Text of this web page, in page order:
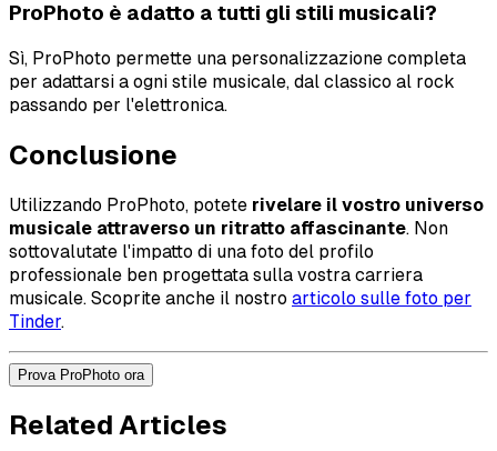
ProPhoto è adatto a tutti gli stili musicali?
Sì, ProPhoto permette una personalizzazione completa
per adattarsi a ogni stile musicale, dal classico al rock
passando per l'elettronica.
Conclusione
Utilizzando ProPhoto, potete rivelare il vostro universo
musicale attraverso un ritratto affascinante. Non
sottovalutate l'impatto di una foto del profilo
professionale ben progettata sulla vostra carriera
musicale. Scoprite anche il nostro articolo sulle foto per
Tinder.
Prova ProPhoto ora
Related Articles